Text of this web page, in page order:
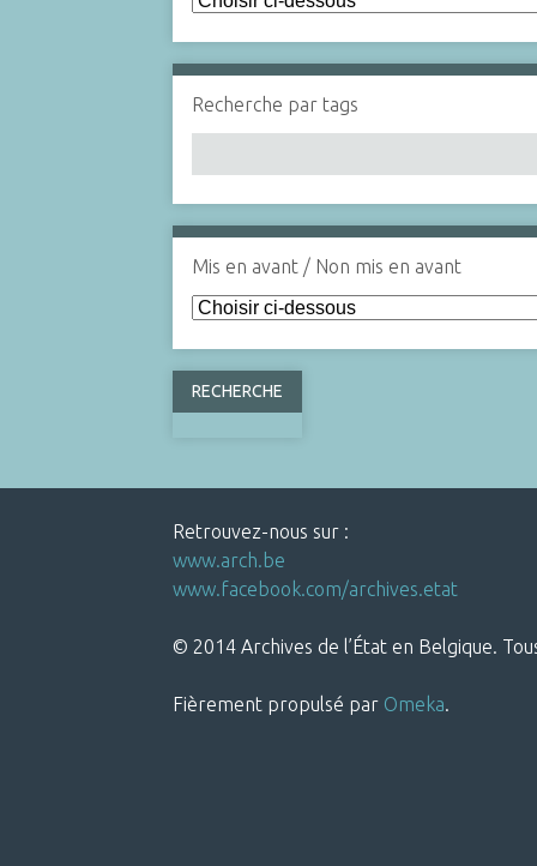
Recherche par tags
Mis en avant / Non mis en avant
Retrouvez-nous sur :
www.arch.be
www.facebook.com/archives.etat
© 2014 Archives de l’État en Belgique.
Fièrement propulsé par Omeka.